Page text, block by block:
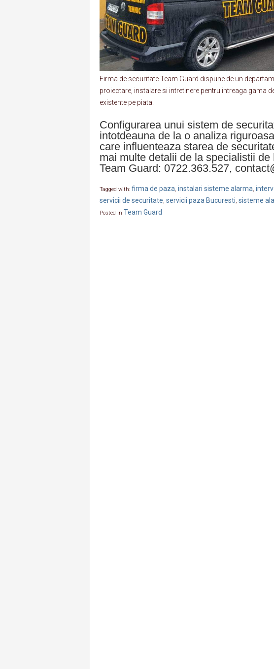
Firma de securitate Team Guard dispune de un
proiectare, instalare si intretinere pentru intreaga gama
existente pe piata.
Configurarea unui sistem de
intotdeauna de la o analiza
care influenteaza starea de
mai multe detalii de la specialistii
Team Guard: 0722.363.527,
Tagged with: firma de paza, instalari sisteme alarma,
servicii de securitate, servicii paza Bucuresti, sisteme
Posted in Team Guard